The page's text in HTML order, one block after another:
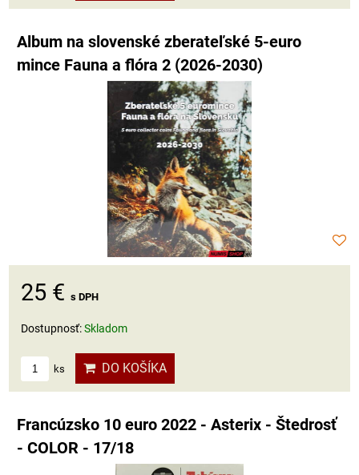
Album na slovenské zberateľské 5-euro
mince Fauna a flóra 2 (2026-2030)
25 € s DPH
Dostupnosť:Skladom
ks DO KOŠÍKA
Francúzsko 10 euro 2022 - Asterix - Štedrosť
- COLOR - 17/18